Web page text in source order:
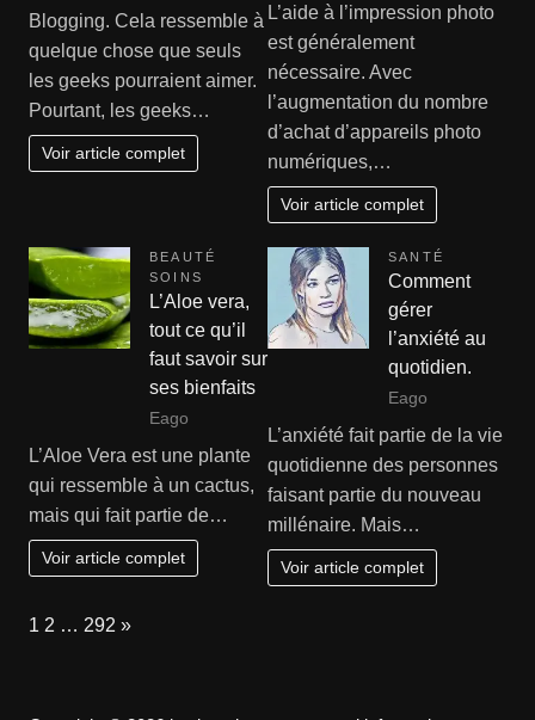
Blogging. Cela ressemble à
quelque chose que seuls
les geeks pourraient aimer.
Pourtant, les geeks…
Voir article complet
L’aide à l’impression photo
est généralement
nécessaire. Avec
l’augmentation du nombre
d’achat d’appareils photo
numériques,…
Voir article complet
BEAUTÉ
SOINS
L’Aloe vera,
tout ce qu’il
faut savoir sur
ses bienfaits
Eago
L’Aloe Vera est une plante
qui ressemble à un cactus,
mais qui fait partie de…
Voir article complet
SANTÉ
Comment
gérer
l’anxiété au
quotidien.
Eago
L’anxiété fait partie de la vie
quotidienne des personnes
faisant partie du nouveau
millénaire. Mais…
Voir article complet
Page:
1 2 … 292 Next
»